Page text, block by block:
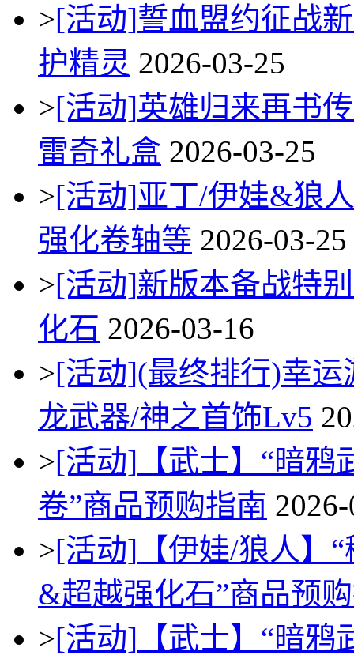
>[活动]誓血盟约征战
护精灵 2026-03-25
>[活动]英雄归来再书
雷奇礼盒 2026-03-25
>[活动]亚丁/伊娃&狼
强化卷轴等 2026-03-25
>[活动]新版本备战特
化石 2026-03-16
>[活动](最终排行)幸运
龙武器/神之首饰Lv5
>[活动] 【武士】“暗
卷”商品预购指南
>[活动] 【伊娃/狼人】
&超越强化石”商品预
>[活动] 【武士】“暗